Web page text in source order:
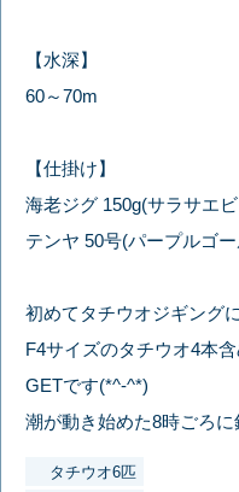
【水深】
60～70m
【仕掛け】
海老ジグ 150g(サラサエ
テンヤ 50号(パープルゴ
初めてタチウオジギング
F4サイズのタチウオ4本
GETです(*^-^*)
潮が動き始めた8時ごろ
タチウオ6匹